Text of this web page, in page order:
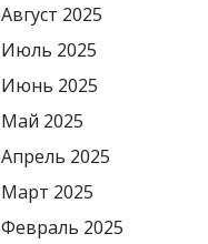
Август 2025
Июль 2025
Июнь 2025
Май 2025
Апрель 2025
Март 2025
Февраль 2025